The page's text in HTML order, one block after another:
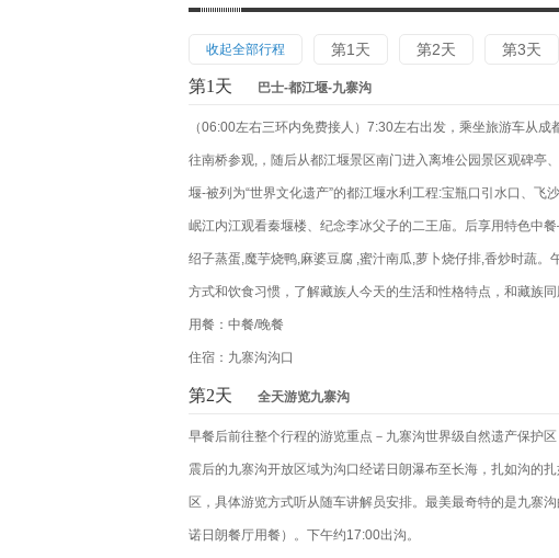
收起全部行程 第1天 第2天 第3天
第1天 巴士-都江堰-九寨沟
（06:00左右三环内免费接人）7:30左右出发，乘坐旅游车从
往南桥参观,，随后从都江堰景区南门进入离堆公园景区观碑亭
堰-被列为“世界文化遗产”的都江堰水利工程:宝瓶口引水口、
岷江内江观看秦堰楼、纪念李冰父子的二王庙。后享用特色中
绍子蒸蛋,魔芋烧鸭,麻婆豆腐 ,蜜汁南瓜,萝卜烧仔排,香炒时蔬
方式和饮食习惯，了解藏族人今天的生活和性格特点，和藏族
用餐：中餐/晚餐
住宿：九寨沟沟口
第2天 全天游览九寨沟
早餐后前往整个行程的游览重点－九寨沟世界级自然遗产保护
震后的九寨沟开放区域为沟口经诺日朗瀑布至长海，扎如沟的
区，具体游览方式听从随车讲解员安排。最美最奇特的是九寨
诺日朗餐厅用餐）。下午约17:00出沟。